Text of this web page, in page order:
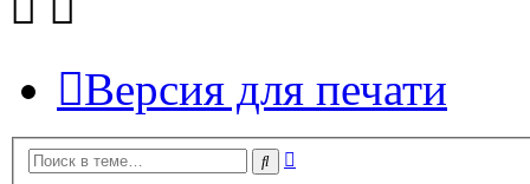
Версия для печати
Поиск